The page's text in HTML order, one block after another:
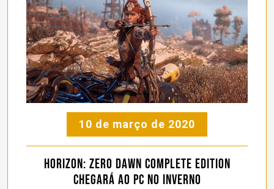
10 de março de 2020
Horizon: Zero Dawn Complete Edition
chegará ao PC no inverno